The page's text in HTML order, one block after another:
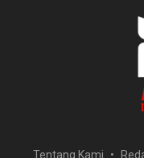
Tentang Kami